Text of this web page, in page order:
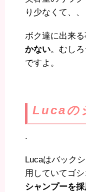
り少なくて、、
ボク達に出来る
かない。むし
ですよ。
Lucaの
.
Lucaはバック
用していてゴシ
シャンプーを採